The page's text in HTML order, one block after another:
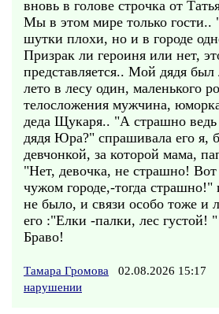
вновь в голове строчка от
Мы в этом мире только гости..
шутки плохи, но и в городе
Призрак ли героиня или нет,
представляется.. Мой дядя был
лето в лесу один, маленького
телосложения мужчина,
деда Щукаря.. "А страшно ведь
дядя Юра?" спрашивала его я,
девчонкой, за которой мама,
"Нет, девочка, не страшно! Вот
чужом городе,-тогда страшно!"
не было, и связи особо тоже и
его :"Елки -палки, лес густой!
Браво!
Тамара Громова 02.08.2026 15:17
нарушении